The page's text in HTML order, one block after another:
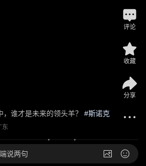
谁才是未来的领头羊？ #斯诺克
东
评论
收藏
分享
说两句